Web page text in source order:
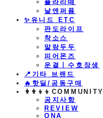
플라리떼
날엔퍼퓸
​✨유니드 ETC
판도라이프
착소스
말랑두두
피어몬즈
운결ㅣ수호장생
📍기타 브랜드
🔥핫딜/공동구매
👩‍👩‍👦‍👦COMMUNITY
공지사항
REVIEW
QNA